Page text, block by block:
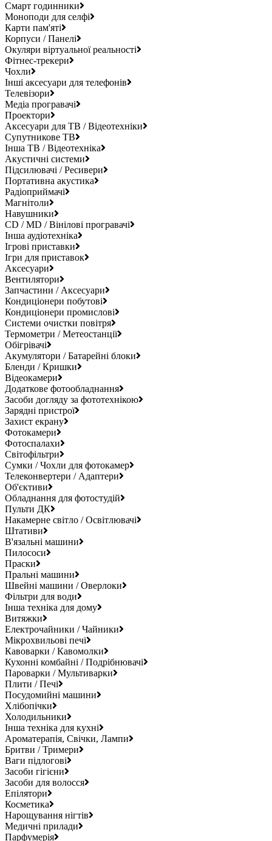
Смарт годинники
Моноподи для селфі
Карти пам'яті
Корпуси / Панелі
Окуляри віртуальної реальності
Фітнес-трекери
Чохли
Інші аксесуари для телефонів
Телевізори
Медіа програвачі
Проектори
Аксесуари для ТВ / Відеотехніки
Супутникове ТВ
Інша ТВ / Відеотехніка
Акустичні системи
Підсилювачі / Ресивери
Портативна акустика
Радіоприймачі
Магнітоли
Навушники
CD / MD / Вінілові програвачі
Інша аудіотехніка
Ігрові приставки
Ігри для приставок
Аксесуари
Вентилятори
Запчастини / Аксесуари
Кондиціонери побутові
Кондиціонери промислові
Системи очистки повітря
Термометри / Метеостанції
Обігрівачі
Акумулятори / Батарейні блоки
Бленди / Кришки
Відеокамери
Додаткове фотообладнання
Засоби догляду за фототехнікою
Зарядні пристрої
Захист екрану
Фотокамери
Фотоспалахи
Світофільтри
Сумки / Чохли для фотокамер
Телеконвертери / Адаптери
Об'єктиви
Обладнання для фотостудій
Пульти ДК
Накамерне світло / Освітлювачі
Штативи
В'язальні машини
Пилососи
Праски
Пральні машини
Швейні машини / Оверлоки
Фільтри для води
Інша техніка для дому
Витяжки
Електрочайники / Чайники
Мікрохвильові печі
Кавоварки / Кавомолки
Кухонні комбайні / Подрібнювачі
Пароварки / Мультиварки
Плити / Печі
Посудомийні машини
Хлібопічки
Холодильники
Інша техніка для кухні
Ароматерапія, Свічки, Лампи
Бритви / Тримери
Ваги підлогові
Засоби гігієни
Засоби для волосся
Епілятори
Косметика
Нарощування нігтів
Медичні прилади
Парфумерія